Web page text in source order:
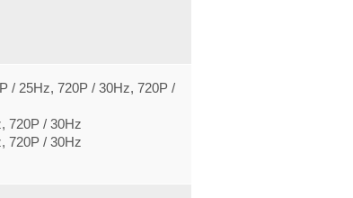
/ 25Hz, 720P / 30Hz, 720P /
720P / 30Hz
720P / 30Hz